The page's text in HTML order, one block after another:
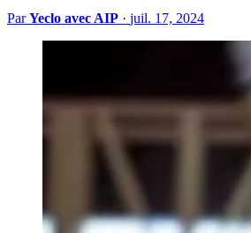
ParYeclo avec AIP · juil. 17, 2024